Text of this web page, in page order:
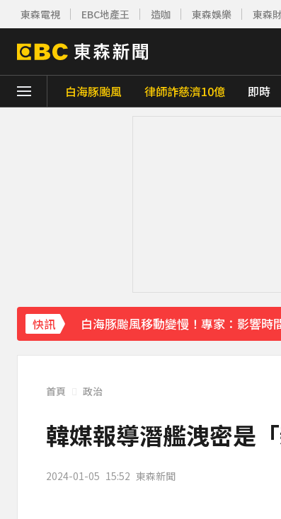
東森電視 EBC地產王 造咖 東森娛樂 東森
白海豚颱風 律師詐慈濟10億 即時
快訊 白海豚颱風移動變慢！專家：影響時
《理財達人秀》X 安聯投信免費講座
下載東森App，隨時掌握天下大小事！
明年起0~18歲「每月領5千」 賴清德
首頁 政治
韓媒報導潛艦洩密是
2024-01-05 15:52 東森新聞